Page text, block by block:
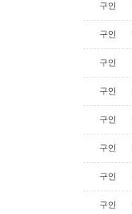
구인
구인
구인
구인
구인
구인
구인
구인